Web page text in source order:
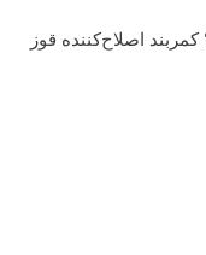
اصلاح‌کننده قوز